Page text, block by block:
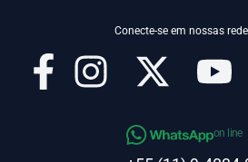
Conecte-se em nossas
on line